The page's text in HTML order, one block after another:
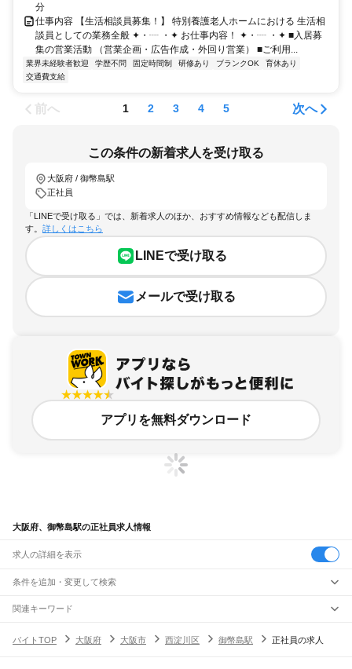
分
仕事内容 【生活相談員募集！】 特別養護老人ホームにおける 生活相
談員としての業務全般 ✦・┈ ・✦ お仕事内容！ ✦・┈ ・✦ ■入居募
集の営業活動 （営業企画・広告作成・外回り営業） ■ご利用...
業界未経験者歓迎 学歴不問 固定時間制 研修あり ブランクOK
育休あり
交通費支給
前へ 1 2 3 4 5 次へ
この条件の新着求人を受け取る
大阪府 / 御幣島駅
正社員
「LINEで受け取る」では、新着求人のほか、おすすめ情報なども配信しま
す。 詳しくはこちら
LINEで受け取る
メールで受け取る
アプリを無料ダウンロード
大阪府、御幣島駅の正社員求人情報
求人の詳細を表示
条件を追加・変更して検索
市区町村を追加・変更
大阪府すべて
駅を追加・変更
関連キーワード
バイトTOP
大阪府 大阪市 西淀川区 御幣島駅 正社員の求人